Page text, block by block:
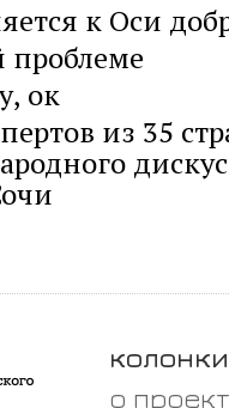
к Оси
ок
из 35
колонки
о